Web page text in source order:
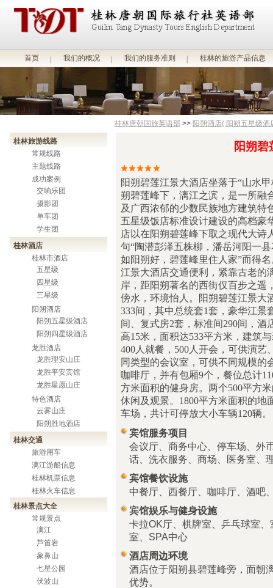
首页 我们的概况 我们的服务准则 桂林的旅游产品信息
桂林唐朝国旅英语部 >> 阳朔酒店( 阳朔五星级酒
桂林旅游线路
常规线路
主题线路
成功案例
交响乐团
摄影团
单车团
学生团
桂林酒店
桂林市酒店
五星级
四星级
三星级
阳朔酒店
阳朔五星级酒店
阳朔四星级酒店
龙胜酒店
龙胜理安山庄
龙胜平安宾馆
龙胜星愿山庄
特色酒店
云雾山庄
阳朔胜地酒店
桂林交通
旅游用车
漓江游船信息
桂林机票信息
桂林火车信息
桂林景点大全
常规景点
漓江
芦笛岩
象鼻山
七星公园
伏波山
阳朔碧
阳朔碧莲江景大酒店坐落于“山水
朔碧莲峰下，漓江之滨，是一所融
及广西浓郁的少数民族地方建筑特
五星级饭店标准设计建设的高档豪
店以在阳朔碧莲峰下取之现代大诗
句“陶潜彭泽五株柳，潘岳河阳一
如阳朔好，碧莲峰里住人家”而得
江景大酒店交通便利，紧靠古老的
岸，距阳朔著名的西街仅百步之遥
傍水，环境怡人。阳朔碧莲江景大
333间，其中总统套1套，豪华江景
间、复式房2套，标准间290间，酒
高15米 ，面积达533平方米 ，建筑
400人就餐， 500人开会，可供演艺
同类型的会议室，可供不同规模的
咖啡厅，并有包厢9个，餐位总计
方米面积的健身房。两个500平方米
休闲及观景。 1800平方米面积的地
车场，共计可停放大小车辆120辆。
宾馆服务项目
会议厅、商务中心、停车场、外
话、洗衣服务、商场、医务室、
宾馆餐饮设施
中餐厅、西餐厅、咖啡厅、酒吧
宾馆娱乐与健身设施
卡拉OK厅、棋牌室、乒乓球室
室、SPA中心
酒店周边环境
酒店位于阳朔县碧莲峰旁，面朝
优势。